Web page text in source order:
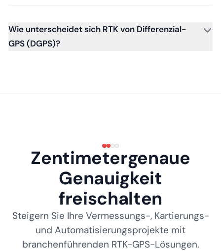
Wie unterscheidet sich RTK von Differenzial-
GPS (DGPS)?
Zentimetergenaue
Genauigkeit
freischalten
Steigern Sie Ihre Vermessungs-, Kartierungs-
und Automatisierungsprojekte mit
branchenführenden RTK-GPS-Lösungen.